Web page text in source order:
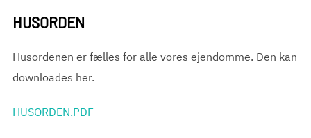
HUSORDEN
Husordenen er fælles for alle vores ejendomme. Den kan
downloades her.
HUSORDEN.PDF